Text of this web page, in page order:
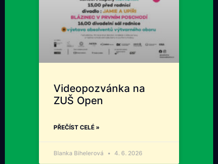
Videopozvánka na
ZUŠ Open
PŘEČÍST CELÉ »
Blanka Bihelerová 4. 6. 2026